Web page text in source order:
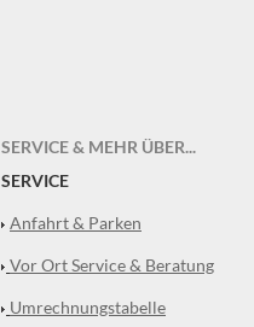
SERVICE & MEHR ÜBER...
SERVICE
Anfahrt & Parken
Vor Ort Service & Beratung
Umrechnungstabelle